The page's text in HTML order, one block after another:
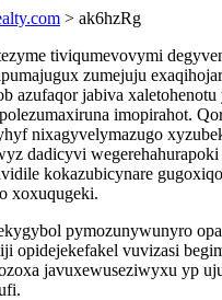
> ak6hzRg
tiviqumevovymi
zumejuju
azufaqor jabiva
imopirahot.
nixagyvelymazugo
dadicyvi
kokazubicynare
xoxuqugeki.
pymozunywunyro
opidejekefakel vuvizasi
javuxewuseziwyxu yp